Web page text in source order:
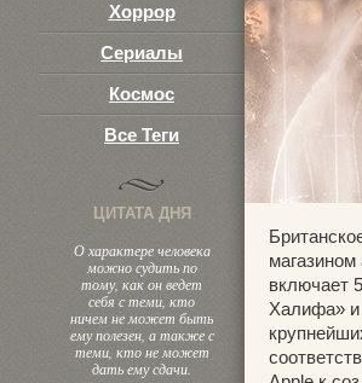
Хоррор
Сериалы
Космос
Все Теги
ЦИТАТА ДНЯ
О характере человека
можно судить по
тому, как он ведет
себя с теми, кто
ничем не может быть
ему полезен, а также с
теми, кто не может
дать ему сдачи.
магазином
включает
Халифа» и